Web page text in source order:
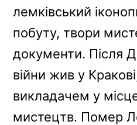
лемківський
побуту, твори
документи. Після
війни жив у
викладачем у
мистецтв. Помер